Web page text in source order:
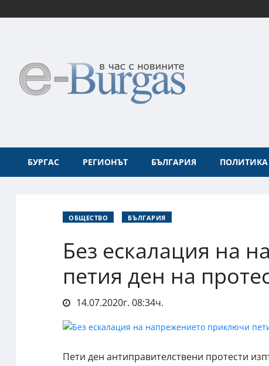
БУРГАС РЕГИОНЪТ БЪЛГАРИЯ ПОЛИТИКА
ОБЩЕСТВО БЪЛГАРИЯ
Без ескалация на
петия ден на
14.07.2020г. 08:34ч.
Пети ден антиправителствени протести